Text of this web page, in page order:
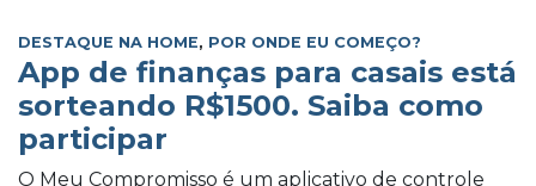
DESTAQUE NA HOME, POR ONDE EU COMEÇO?
App de finanças para casais está
sorteando R$1500. Saiba como
participar
O Meu Compromisso é um aplicativo de controle